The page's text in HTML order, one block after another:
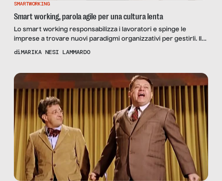
SMARTWORKING
Smart working, parola agile per una cultura lenta
Lo smart working responsabilizza i lavoratori e spinge le
imprese a trovare nuovi paradigmi organizzativi per gestirli. Il
lavoro smart di oggi può rendere più seducenti le prospettive
diMARIKA NESI LAMMARDO